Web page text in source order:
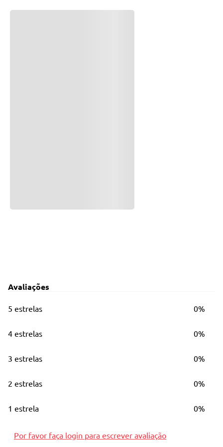
Avaliações
5 estrelas 0%
4 estrelas 0%
3 estrelas 0%
2 estrelas 0%
1 estrela 0%
Por favor faça login para escrever avaliação